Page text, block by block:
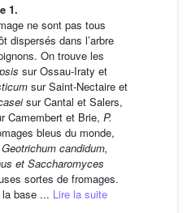
1.
ne sont pas tous
dispersés dans l’arbre
On trouve les
sur Ossau-Iraty et
sur Saint-Nectaire et
sur Cantal et Salers,
Camembert et Brie, P.
bleus du monde,
candidum,
et Saccharomyces
sortes de fromages.
base ... Lire la suite